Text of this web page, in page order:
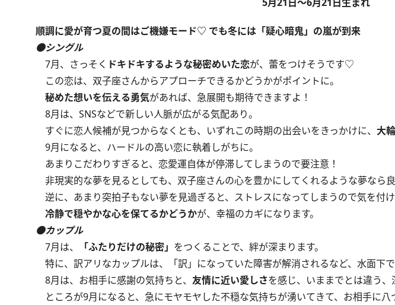
順調に愛が育つ夏の間はご機嫌モード♡ でも冬には「疑心暗鬼」の嵐が到来
●シングル
7月、さっそく ドキドキするような秘密めいた恋が、蕾をつけそうです♡
この恋は、双子座さんからアプローチできるかどうかがポイントに。
秘めた想いを伝える勇気があれば、急展開も期待できますよ！
8月は、SNSなどで新しい人脈が広がる気配あり。
すぐに恋人候補が見つからなくとも、いずれこの時期の出会いをきっかけに、 大
9月になると、ハードルの高い恋に執着しがちに。
あまりこだわりすぎると、恋愛運自体が停滞してしまうので要注意！
非現実的な夢を見るとしても、双子座さんの心を豊かにしてくれるような夢なら良
逆に、あまり突拍子もない夢を見過ぎると、ストレスになってしまうので気を付け
冷静で穏やかな心を保てるかどうかが、幸福のカギになります。
●カップル
7月は、
「ふたりだけの秘密」 をつくることで、絆が深まります。
特に、訳アリなカップルは、「訳」になっていた障害が解消されるなど、水面下
8月は、お相手に感謝の気持ちと、 友情に近い愛しさを感じ、いままでとは違う、
ところが9月になると、急にモヤモヤした不穏な気持ちが湧いてきて、お相手に八